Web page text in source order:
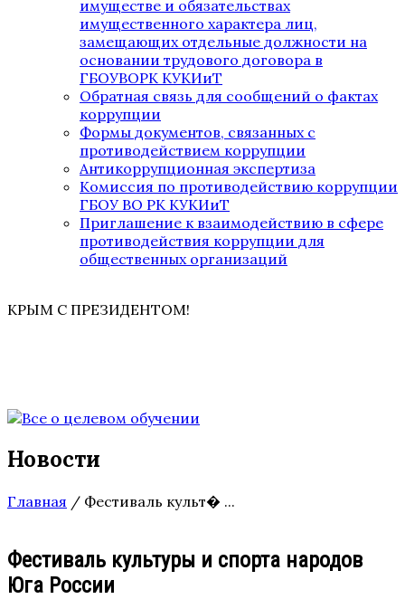
имуществе и обязательствах
имущественного характера лиц,
замещающих отдельные должности на
основании трудового договора в
ГБОУВОРК КУКИиТ
Обратная связь для сообщений о фактах
коррупции
Формы документов, связанных с
противодействием коррупции
Антикоррупционная экспертиза
Комиссия по противодействию коррупции
ГБОУ ВО РК КУКИиТ
Приглашение к взаимодействию в сфере
противодействия коррупции для
общественных организаций
КРЫМ С ПРЕЗИДЕНТОМ!
Новости
Главная / Фестиваль культ� ...
Фестиваль культуры и спорта народов
Юга России